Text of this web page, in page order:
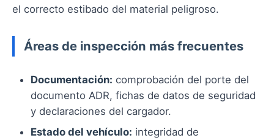
el correcto estibado del material peligroso.
Áreas de inspección más frecuentes
Documentación: comprobación del porte del
documento ADR, fichas de datos de seguridad
y declaraciones del cargador.
Estado del vehículo: integridad de